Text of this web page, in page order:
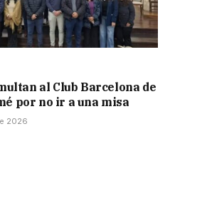
al Club Barcelona de
por no ir a una misa
2026